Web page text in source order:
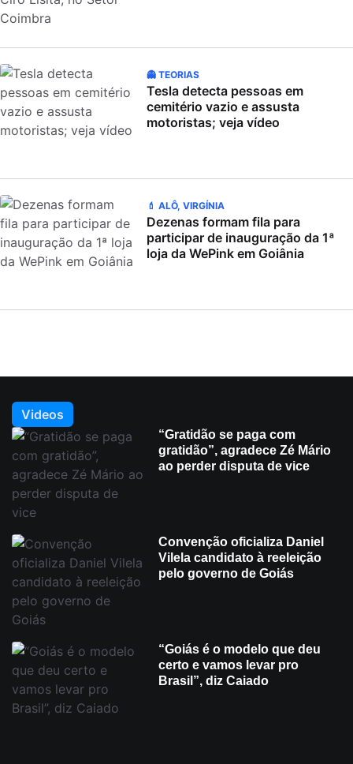
👻 TEORIAS
Tesla detecta pessoas em
cemitério vazio e assusta
motoristas; veja vídeo
💄 ALÔ, VIRGÍNIA
Dezenas formam fila para
participar de inauguração da 1ª
loja da WePink em Goiânia
Videos
“Gratidão se paga com
gratidão”, agradece Zé Mário
ao perder disputa de vice
Convenção oficializa Daniel
Vilela candidato à reeleição
pelo governo de Goiás
“Goiás é o modelo que deu
certo e vamos levar pro
Brasil”, diz Caiado